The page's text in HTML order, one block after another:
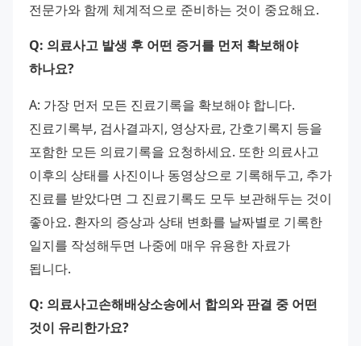
전문가와 함께 체계적으로 준비하는 것이 중요해요.
Q: 의료사고 발생 후 어떤 증거를 먼저 확보해야
하나요?
A: 가장 먼저 모든 진료기록을 확보해야 합니다.
진료기록부, 검사결과지, 영상자료, 간호기록지 등을
포함한 모든 의료기록을 요청하세요. 또한 의료사고
이후의 상태를 사진이나 동영상으로 기록해두고, 추가
진료를 받았다면 그 진료기록도 모두 보관해두는 것이
좋아요. 환자의 증상과 상태 변화를 날짜별로 기록한
일지를 작성해두면 나중에 매우 유용한 자료가
됩니다.
Q: 의료사고손해배상소송에서 합의와 판결 중 어떤
것이 유리한가요?